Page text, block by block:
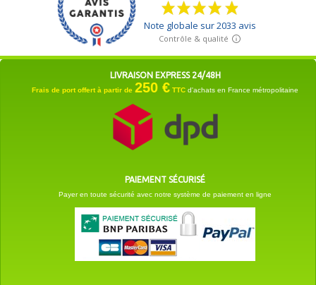
LIVRAISON EXPRESS 24/48H
Frais de port offert à partir de 250 € TTC d'achats en France métropolitaine
PAIEMENT SÉCURISÉ
Payer en toute sécurité avec notre système de paiement en ligne